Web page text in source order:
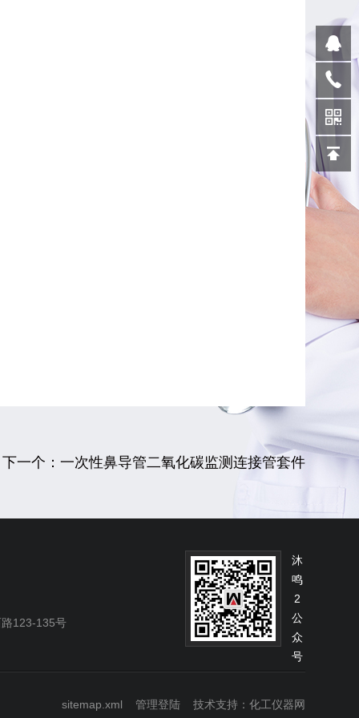
下一个：一次性鼻导管二氧化碳监测连接管套件
沐
鸣
2
公
众
号
123-135号
sitemap.xml 管理登陆技术支持：化工仪器网